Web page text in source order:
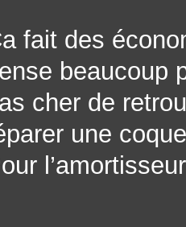
fait des
beaucoup
cher de
une